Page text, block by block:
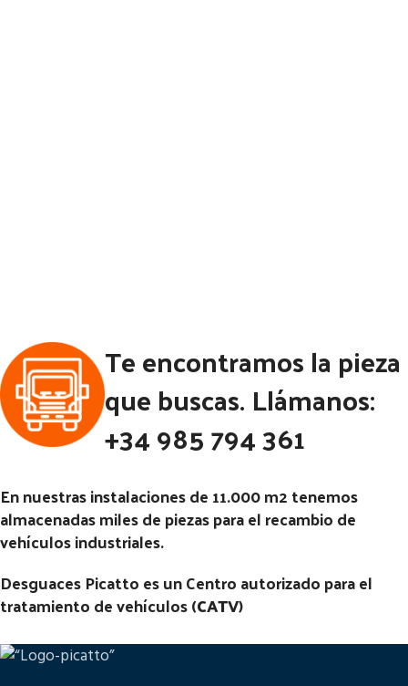
Te encontramos la pieza
que buscas. Llámanos:
+34 985 794 361
En nuestras instalaciones de 11.000 m2 tenemos
almacenadas miles de piezas para el recambio de
vehículos industriales.
Desguaces Picatto es un Centro autorizado para el
tratamiento de vehículos (CATV)